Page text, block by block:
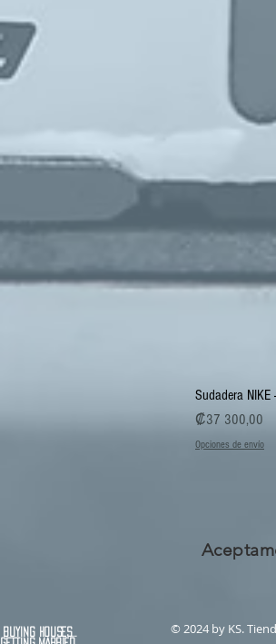
Sudadera NIKE
Precio
₡37 300,00
Opciones de envío
houses...
© 2024 by KS.